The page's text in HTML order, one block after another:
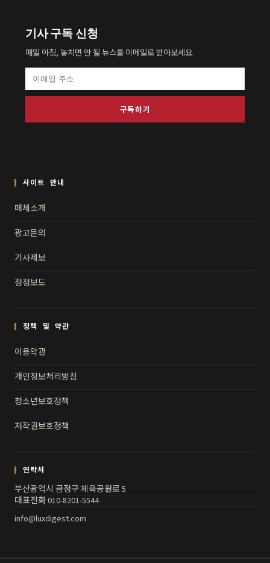
기사 구독 신청
매일 아침, 놓치면 안 될 뉴스를 이메일로 받아보세요.
구독하기
사이트 안내
매체소개
광고문의
기사제보
정정보도
정책 및 약관
이용약관
개인정보처리방침
청소년보호정책
저작권보호정책
연락처
부산광역시 금정구 체육공원로 5
대표전화 010-8201-5544
info@luxdigest.com